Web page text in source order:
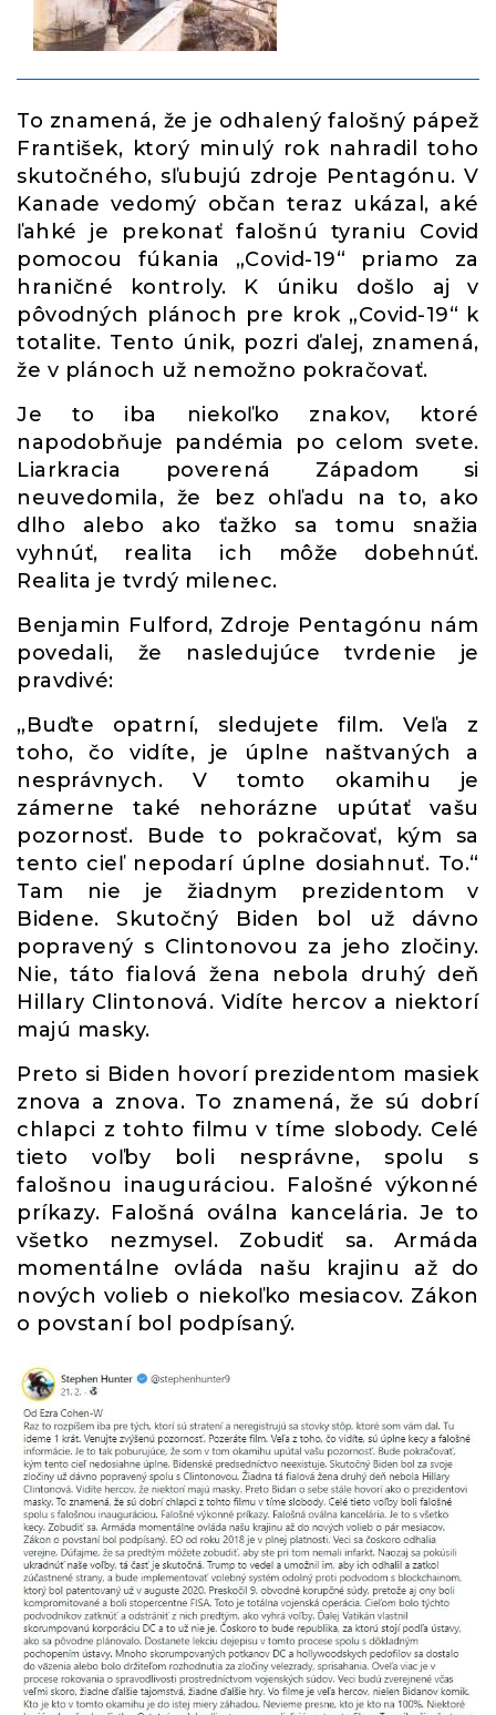
To znamená, že je odhalený falošný pápež
František, ktorý minulý rok nahradil toho
skutočného, ​​sľubujú zdroje Pentagónu. V
Kanade vedomý občan teraz ukázal, aké
ľahké je prekonať falošnú tyraniu Covid
pomocou fúkania „Covid-19“ priamo za
hraničné kontroly. K úniku došlo aj v
pôvodných plánoch pre krok „Covid-19“ k
totalite. Tento únik, pozri ďalej, znamená,
že v plánoch už nemožno pokračovať.
Je to iba niekoľko znakov, ktoré
napodobňuje pandémia po celom svete.
Liarkracia poverená Západom si
neuvedomila, že bez ohľadu na to, ako
dlho alebo ako ťažko sa tomu snažia
vyhnúť, realita ich môže dobehnúť.
Realita je tvrdý milenec.
Benjamin Fulford, Zdroje Pentagónu nám
povedali, že nasledujúce tvrdenie je
pravdivé:
„Buďte opatrní, sledujete film. Veľa z
toho, čo vidíte, je úplne naštvaných a
nesprávnych. V tomto okamihu je
zámerne také nehorázne upútať vašu
pozornosť. Bude to pokračovať, kým sa
tento cieľ nepodarí úplne dosiahnuť. To.“
Tam nie je žiadnym prezidentom v
Bidene. Skutočný Biden bol už dávno
popravený s Clintonovou za jeho zločiny.
Nie, táto fialová žena nebola druhý deň
Hillary Clintonová. Vidíte hercov a niektorí
majú masky.
Preto si Biden hovorí prezidentom masiek
znova a znova. To znamená, že sú dobrí
chlapci z tohto filmu v tíme slobody. Celé
tieto voľby boli nesprávne, spolu s
falošnou inauguráciou. Falošné výkonné
príkazy. Falošná oválna kancelária. Je to
všetko nezmysel. Zobudiť sa. Armáda
momentálne ovláda našu krajinu až do
nových volieb o niekoľko mesiacov. Zákon
o povstaní bol podpísaný.